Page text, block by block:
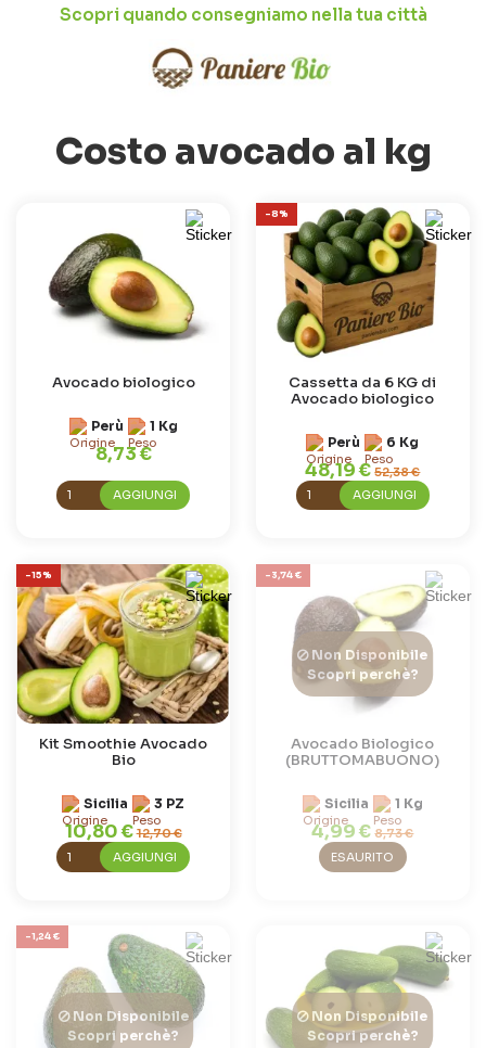
Scopri quando consegniamo nella tua città
Costo avocado al kg
Avocado biologico
Perù 1 Kg
8,73 €
AGGIUNGI
-8%
Cassetta da 6 KG di
Avocado biologico
Perù 6 Kg
48,19 €52,38 €
AGGIUNGI
-15%
Kit Smoothie Avocado
Bio
Sicilia 3 PZ
10,80 €12,70 €
AGGIUNGI
-3,74 €
Non Disponibile
Scopri perchè?
Avocado Biologico
(BRUTTOMABUONO)
Sicilia 1 Kg
4,99 €8,73 €
ESAURITO
-1,24 €
Non Disponibile
Scopri perchè?
Non Disponibile
Scopri perchè?